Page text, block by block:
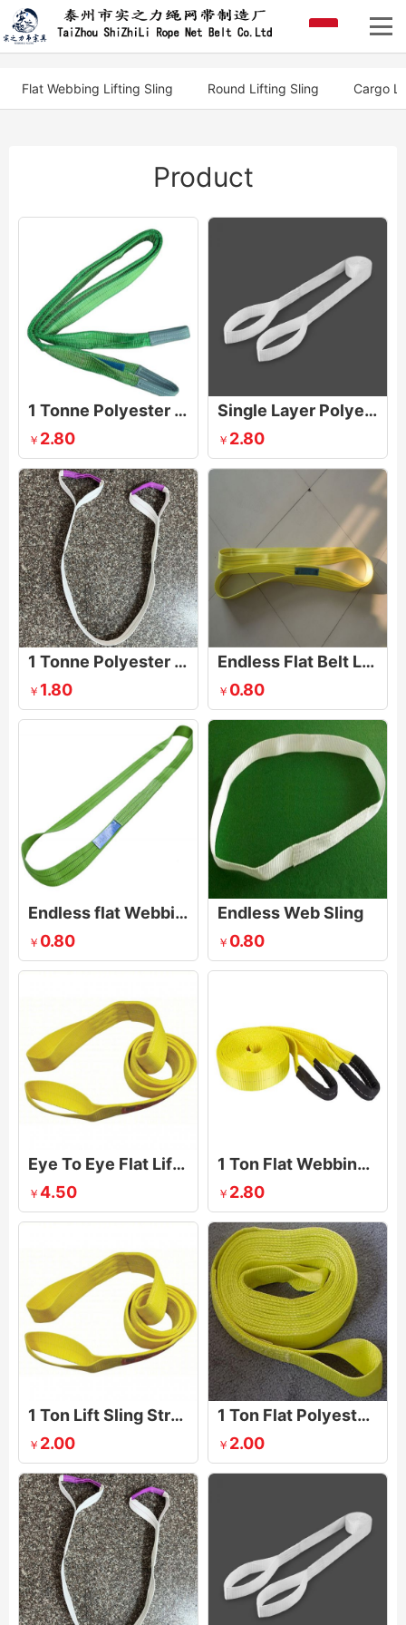
Flat Webbing Lifting Sling Round Lifting Sling Cargo
Product
1 Tonne Polyester Duplex Webbing Lifting Sling Belt Strap
￥ 2.80
Single Layer Polyester Lifting Belt-Polyester Webbing Sling
￥ 2.80
1 Tonne Polyester Single layer Webbing Lifting Sling Belt
￥ 1.80
Endless Flat Belt Lifting Sling
￥ 0.80
Endless flat Webbing sling
￥ 0.80
Endless Web Sling
￥ 0.80
Eye To Eye Flat Lifting Sling
￥ 4.50
1 Ton Flat Webbing Sling-Duplex Lifting Slings
￥ 2.80
1 Ton Lift Sling Strap Duplex Webbing Lifting Flat Sling
￥ 2.00
1 Ton Flat Polyester Woven Webbing Lifting Sling Belt
￥ 2.00